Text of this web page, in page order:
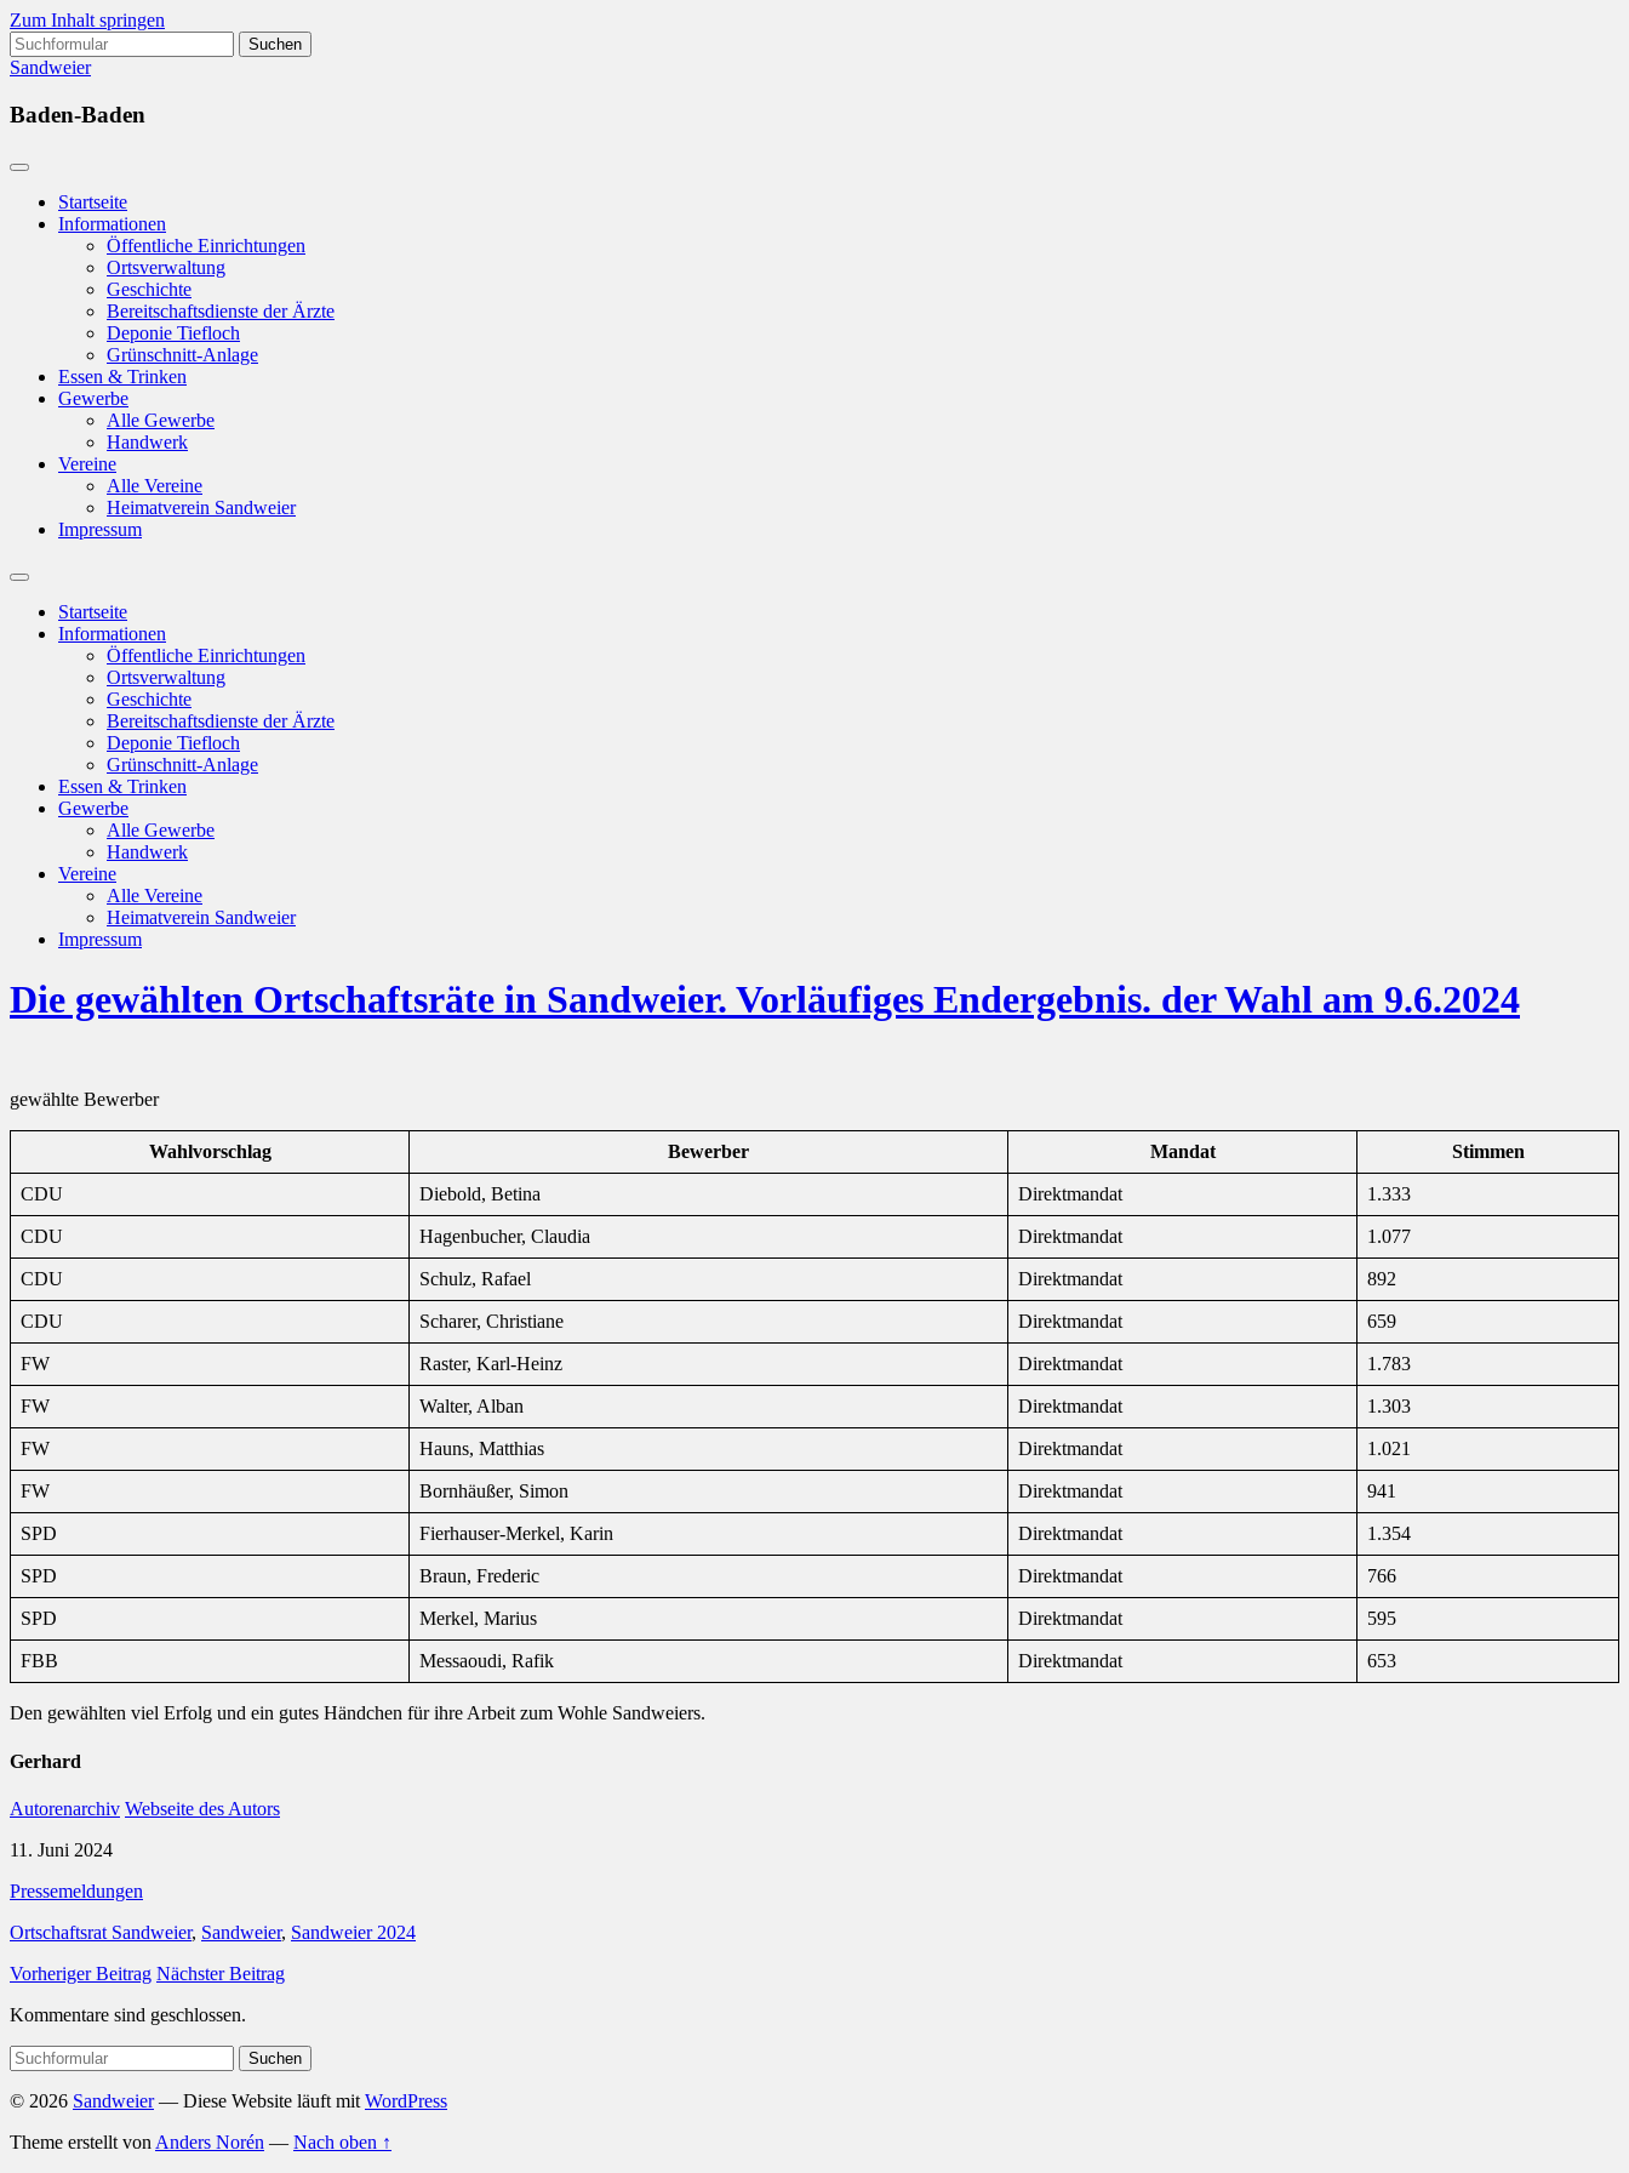
Zum Inhalt springen
Suchen
nach:
Sandweier
Baden-Baden
Startseite
Informationen
Öffentliche Einrichtungen
Ortsverwaltung
Geschichte
Bereitschaftsdienste der Ärzte
Deponie Tiefloch
Grünschnitt-Anlage
Essen & Trinken
Gewerbe
Alle Gewerbe
Handwerk
Vereine
Alle Vereine
Heimatverein Sandweier
Impressum
Suchfeld
ein-/ausblenden
Startseite
Informationen
Öffentliche Einrichtungen
Ortsverwaltung
Geschichte
Bereitschaftsdienste der Ärzte
Deponie Tiefloch
Grünschnitt-Anlage
Essen & Trinken
Gewerbe
Alle Gewerbe
Handwerk
Vereine
Alle Vereine
Heimatverein Sandweier
Impressum
Die gewählten Ortschaftsräte in Sandweier. Vorläufiges Endergebnis. der Wahl am 9.6.2024
gewählte Bewerber
Wahlvorschlag Bewerber Mandat Stimmen
CDU Diebold, Betina Direktmandat 1.333
CDU Hagenbucher, Claudia Direktmandat 1.077
CDU Schulz, Rafael Direktmandat 892
CDU Scharer, Christiane Direktmandat 659
FW Raster, Karl-Heinz Direktmandat 1.783
FW Walter, Alban Direktmandat 1.303
FW Hauns, Matthias Direktmandat 1.021
FW Bornhäußer, Simon Direktmandat 941
SPD Fierhauser-Merkel, Karin Direktmandat 1.354
SPD Braun, Frederic Direktmandat 766
SPD Merkel, Marius Direktmandat 595
FBB Messaoudi, Rafik Direktmandat 653
Den gewählten viel Erfolg und ein gutes Händchen für ihre Arbeit zum Wohle Sandweiers.
Gerhard
Autorenarchiv Webseite des Autors
11. Juni 2024
Pressemeldungen
Ortschaftsrat Sandweier, Sandweier, Sandweier 2024
Vorheriger Beitrag Nächster Beitrag
Kommentare sind geschlossen.
Suchen
nach:
© 2026 Sandweier— Diese Website läuft mit WordPress
Theme erstellt von Anders Norén — Nach oben ↑